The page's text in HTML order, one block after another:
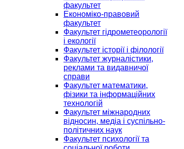
факультет
Економіко-правовий
факультет
Факультет гідрометеорології
і екології
Факультет історії і філології
Факультет журналістики,
реклами та видавничої
справи
Факультет математики,
фізики та інформаційних
технологій
Факультет міжнародних
відносин, медіа і суспільно-
політичних наук
Факультет психології та